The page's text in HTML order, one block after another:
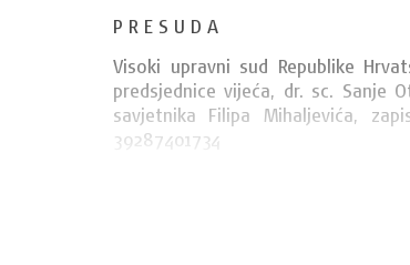
P R E S U D A
Visoki upravni sud Republike
predsjednice vijeća, dr. sc. Sanje
savjetnika Filipa Mihaljevića,
39287401734